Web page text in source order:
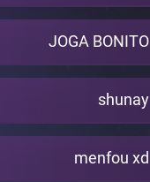
JOGA BONITO
shunay
menfou xd